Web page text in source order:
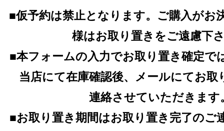
■仮予約は禁止となります。ご購入がお
様はお取り置きをご遠慮下
■本フォームの入力でお取り置き確定で
当店にて在庫確認後、メールにてお取
連絡させていただきます
■お取り置き期間はお取り置き完了のご